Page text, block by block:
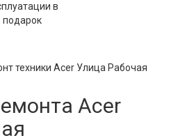
в
подарок
техники Acer Улица Рабочая
Acer